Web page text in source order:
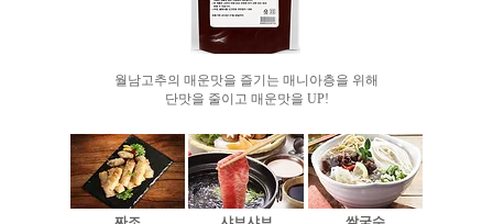
월남고추의 매운맛을 즐기는 매니아층을 위해
단맛을 줄이고 매운맛을 UP!